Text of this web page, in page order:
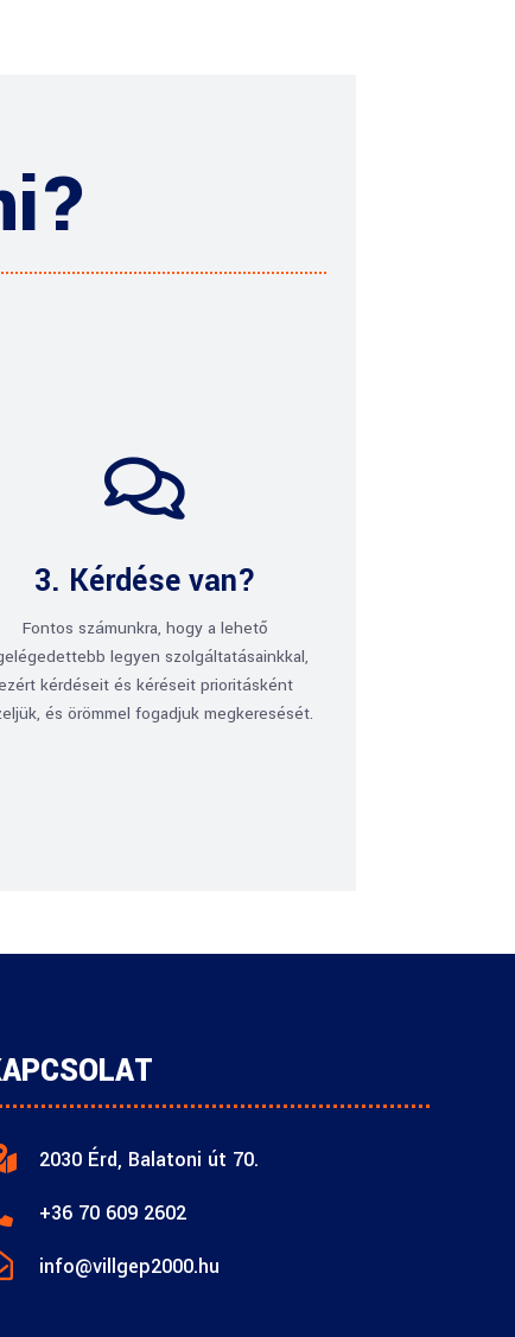

3. Kérdése van?
Fontos számunkra, hogy a lehető
legyen szolgáltatásainkkal,
kérdéseit és kéréseit prioritásként
és örömmel fogadjuk megkeresését.
2030 Érd, Balatoni út 70.
+36 70 609 2602
info@villgep2000.hu